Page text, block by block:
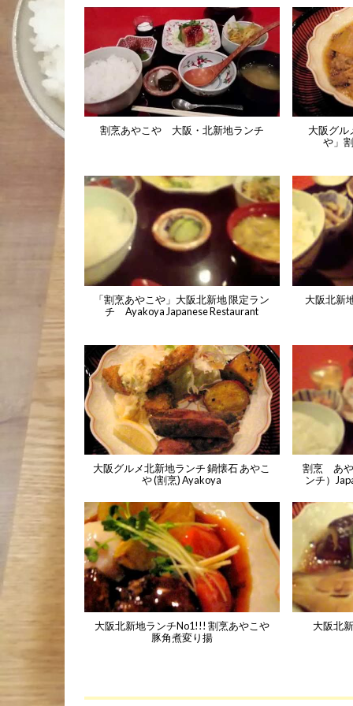
割烹あやこや 大阪・北新地ランチ
大阪グル
や」
「割烹あやこや」大阪北新地 限定ラン
チ Ayakoya Japanese Restaurant
大阪北新
大阪グルメ北新地ランチ 鍋懐石 あやこ
や (割烹) Ayakoya
割烹 あや
ンチ）
大阪北新地ランチNo1!!! 割烹あやこや
豚角煮変り揚
大阪北